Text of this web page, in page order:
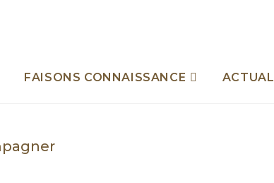
FAISONS CONNAISSANCE